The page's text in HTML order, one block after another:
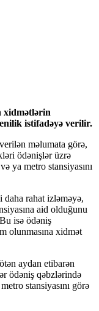
xidmətlərin
istifadəyə verilir.
məlumata görə,
ödənişlər üzrə
ya metro stansiyasını
rahat izləməyə,
aid olduğunu
isə ödəniş
olunmasına xidmət
aydan etibarən
ödəniş qəbzlərində
stansiyasını görə